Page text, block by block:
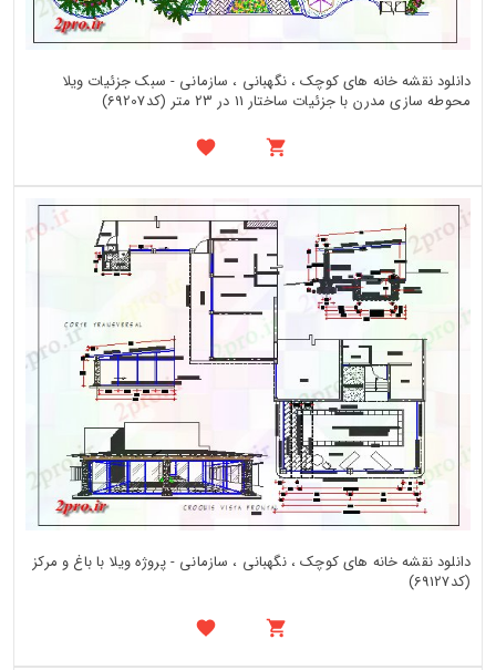
دانلود نقشه خانه های کوچک ، نگهبانی ، سازمانی - سبک جزئیات ویلا
محوطه سازی مدرن با جزئیات ساختار 11 در 23 متر (کد69207)
دانلود نقشه خانه های کوچک ، نگهبانی ، سازمانی - پروژه ویلا با باغ و مرکز
(کد69127)